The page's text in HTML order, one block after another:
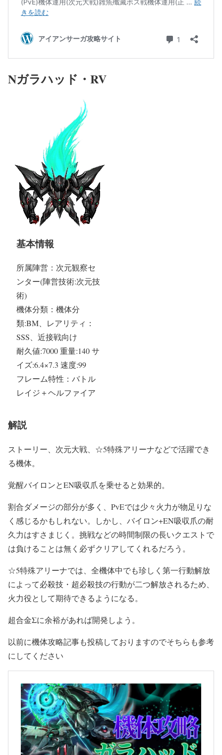
Nガラハッド・RV
基本情報
所属陣営：次元観察セ
ンター(陣営技術:次元技
術)
機体分類：機体分
類:BM、レアリティ：
SSS、近接戦向け
耐久値:7000 重量:140 サ
イズ:6.4×7.3 速度:99
フレーム特性：バトル
レイジ＋ヘルファイア
解説
ストーリー、次元大戦、☆5特殊アリーナなどで活躍でき
る機体。
覚醒バイロンとEN吸収爪を乗せると効果的。
割合ダメージの部分が多く、PvEでは少々火力が物足りな
く感じるかもしれない。しかし、バイロン+EN吸収爪の耐
久力はすさまじく。挑戦などの時間制限の長いクエストで
は負けることは無く必ずクリアしてくれるだろう。
☆5特殊アリーナでは、全機体中でも珍しく第一行動解放
によって必殺技・超必殺技の行動が二つ解放されるため、
火力役として期待できるようになる。
超合金Σに余裕があれば開発しよう。
以前に機体攻略記事も投稿しておりますのでそちらも参考
にしてください